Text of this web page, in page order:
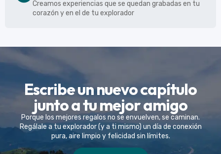
Creamos experiencias que se quedan grabadas en tu
corazón y en el de tu explorador
Escribe un nuevo capítulo
junto a tu mejor amigo
Porque los mejores regalos no se envuelven, se caminan.
Regálale a tu explorador (y a ti mismo) un día de conexión
pura, aire limpio y felicidad sin límites.